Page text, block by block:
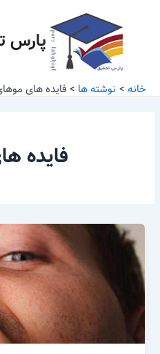
پارس
خانه نوشته ها فایده های
فایده